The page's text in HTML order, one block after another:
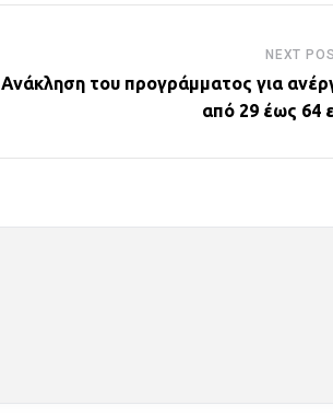
NEXT
Ανάκληση του προγράμματος για
από 29 έως 64